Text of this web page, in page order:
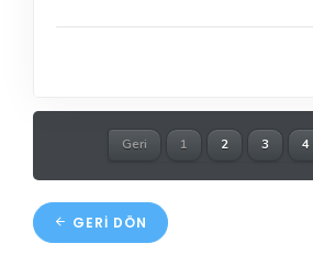
Geri 1 2 3 4
GERI DÖN